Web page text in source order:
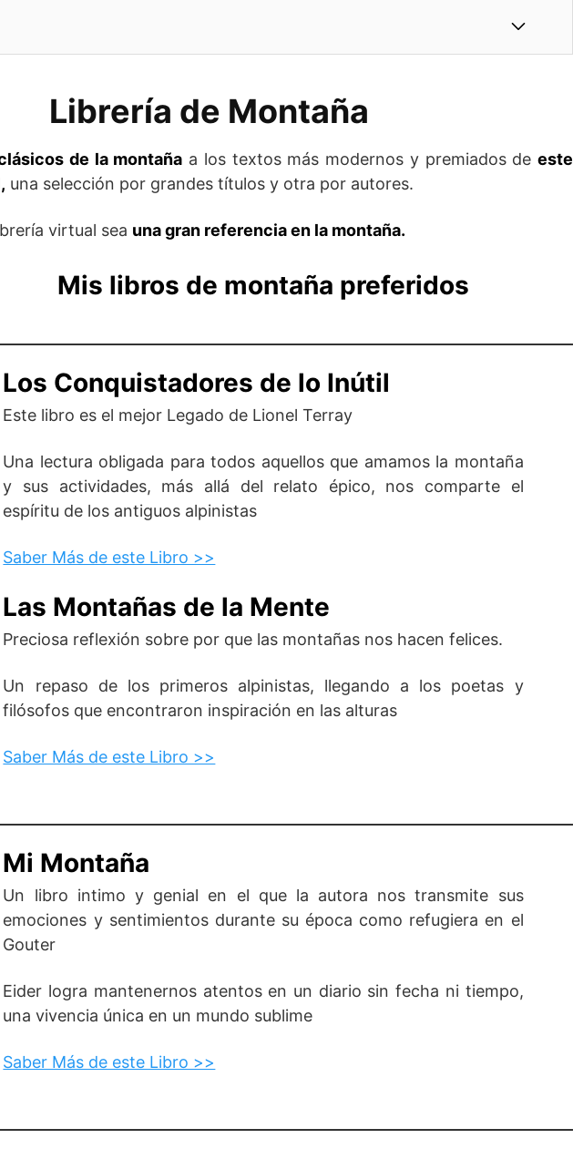
Librería de Montaña
de la montaña a los textos más modernos y premiados deeste
una selección por grandes títulos y otra por autores.
virtual sea una gran referencia en la montaña.
Mis libros de montaña preferidos
Los Conquistadores de lo Inútil
Este libro es el mejor Legado de Lionel Terray
Una lectura obligada para todos aquellos que amamos la montaña
y sus actividades, más allá del relato épico, nos comparte el
espíritu de los antiguos alpinistas
Saber Más de este Libro >>
Las Montañas de la Mente
Preciosa reflexión sobre por que las montañas nos hacen felices.
Un repaso de los primeros alpinistas, llegando a los poetas y
filósofos que encontraron inspiración en las alturas
Saber Más de este Libro >>
Mi Montaña
Un libro intimo y genial en el que la autora nos transmite sus
emociones y sentimientos durante su época como refugiera en el
Gouter
Eider logra mantenernos atentos en un diario sin fecha ni tiempo,
una vivencia única en un mundo sublime
Saber Más de este Libro >>